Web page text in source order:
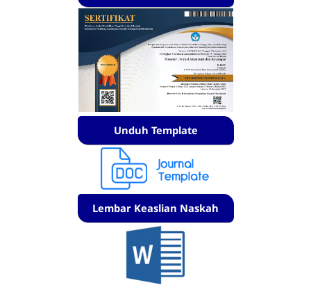
Unduh Template
Lembar Keaslian Naskah